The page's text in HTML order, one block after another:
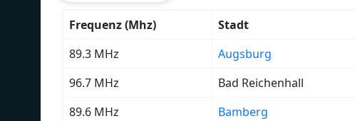
Frequenz (Mhz) Stadt
89.3 MHz
Augsburg
96.7 MHz
Bad Reichenhall
89.6 MHz
Bamberg